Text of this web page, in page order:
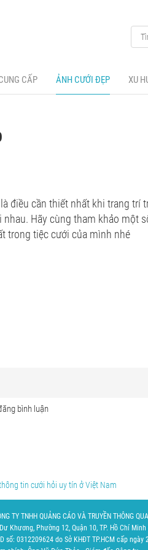
CẤP ẢNH CƯỚI ĐẸP XU
điều cần thiết nhất khi trang trí
Hãy cùng tham khảo một
trong tiệc cưới của mình nhé
tin cưới hỏi uy tín ở Việt Nam
TY TNHH QUẢNG CÁO VÀ TRUYỀN THÔNG
Khương, Phường 12, Quận 10, TP. Hồ Chí Minh
số: 0312209624 do Sở KHĐT TP.HCM cấp ngày